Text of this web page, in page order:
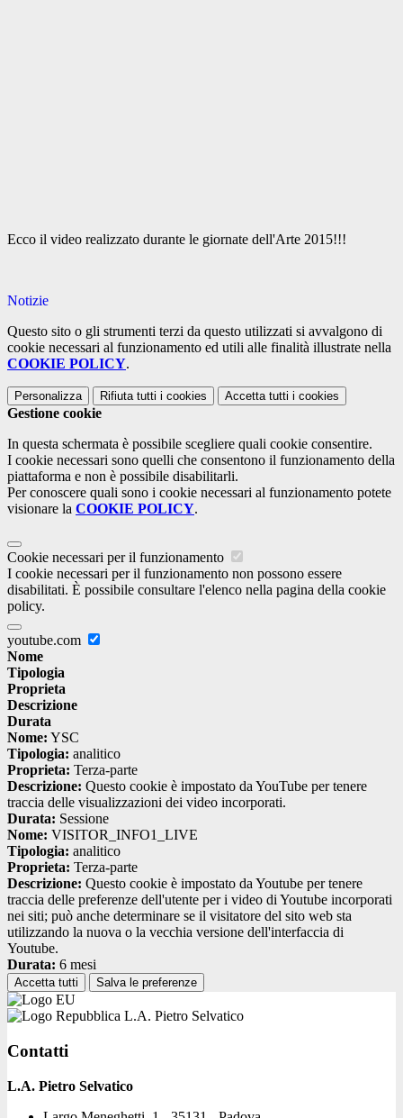
Ecco il video realizzato durante le giornate dell'Arte 2015!!!
Notizie
Questo sito o gli strumenti terzi da questo utilizzati si avvalgono di
cookie necessari al funzionamento ed utili alle finalità illustrate nella
COOKIE POLICY.
Personalizza Rifiuta tutti i cookies Accetta tutti i cookies
Gestione cookie
In questa schermata è possibile scegliere quali cookie consentire.
I cookie necessari sono quelli che consentono il funzionamento della
piattaforma e non è possibile disabilitarli.
Per conoscere quali sono i cookie necessari al funzionamento potete
visionare la COOKIE POLICY.
Cookie necessari per il funzionamento
I cookie necessari per il funzionamento non possono essere
disabilitati. È possibile consultare l'elenco nella pagina della cookie
policy.
youtube.com
Nome
Tipologia
Proprieta
Descrizione
Durata
Nome: YSC
Tipologia: analitico
Proprieta: Terza-parte
Descrizione: Questo cookie è impostato da YouTube per tenere
traccia delle visualizzazioni dei video incorporati.
Durata: Sessione
Nome: VISITOR_INFO1_LIVE
Tipologia: analitico
Proprieta: Terza-parte
Descrizione: Questo cookie è impostato da Youtube per tenere
traccia delle preferenze dell'utente per i video di Youtube incorporati
nei siti; può anche determinare se il visitatore del sito web sta
utilizzando la nuova o la vecchia versione dell'interfaccia di
Youtube.
Durata: 6 mesi
Accetta tutti Salva le preferenze
L.A. Pietro Selvatico
Contatti
L.A. Pietro Selvatico